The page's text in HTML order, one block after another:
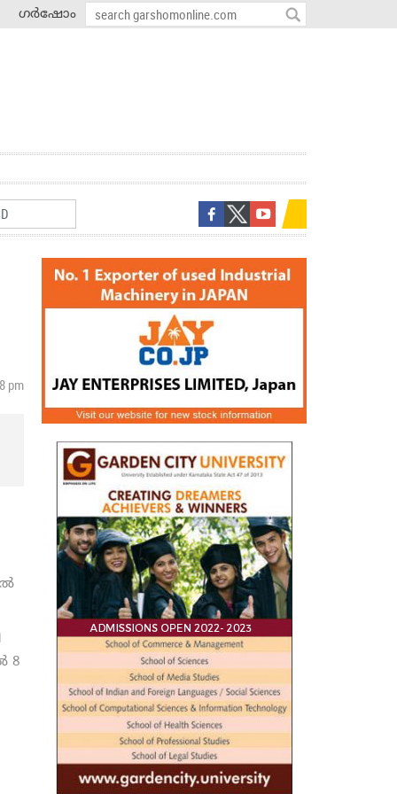
ഗർഷോം
pm
8